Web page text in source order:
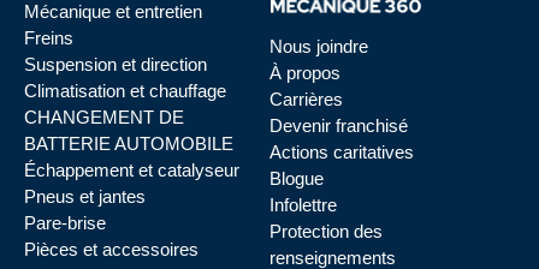
Mécanique et entretien
Freins
Suspension et direction
Climatisation et chauffage
CHANGEMENT DE
BATTERIE AUTOMOBILE
Échappement et catalyseur
Pneus et jantes
Pare-brise
Pièces et accessoires
Nous joindre
À propos
Carrières
Devenir franchisé
Actions caritatives
Blogue
Infolettre
Protection des
renseignements